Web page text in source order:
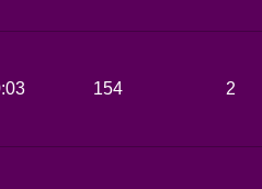
154 2